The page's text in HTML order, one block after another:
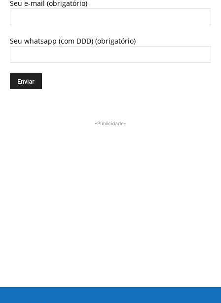
Seu e-mail (obrigatório)
Seu whatsapp (com DDD) (obrigatório)
-Publicidade-